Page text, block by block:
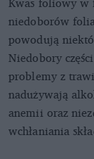
niedoborów
powodują
Niedobory
problemy z
nadużywają
anemii oraz
wchłaniania